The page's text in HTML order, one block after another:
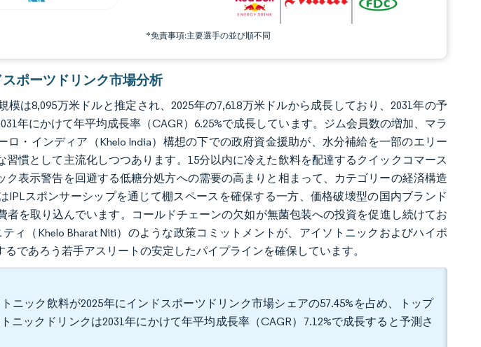
*免責事項:主要選手の並び順不同
ポーツドリンク市場分析
模は8,095万米ドルと推定され、2025年の7,618万米ドルから成長しており、2031年の予
年にかけて年平均成長率（CAGR）6.25%で成長しています。ジム会員数の増加、マラ
ロ・インディア（Khelo India）構想の下での政府資金援助が、水分補給を一部のエリー
習慣として主流化しつつあります。15分以内に冷えた飲料を配達するクイックコマース
ク表示警告を回避する低糖分処方への需要の高まりと相まって、カテゴリーの経済構造
IPLスポンサーシップを通じて棚スペースを確保する一方、価格破壊型の国内ブランド
者を取り込んでいます。コールドチェーンの欠如が無菌包装への投資を促進し続けてお
ィ（Khelo Bharat Niti）のような政策コミットメントが、アイソトニックおよびハイポ
であろう若手アスリートの安定したパイプラインを確保しています。
ニック飲料が2025年にインドスポーツドリンク市場シェアの57.45%を占め、トップ
ニックドリンクは2031年にかけて年平均成長率（CAGR）7.12%で成長すると予測さ